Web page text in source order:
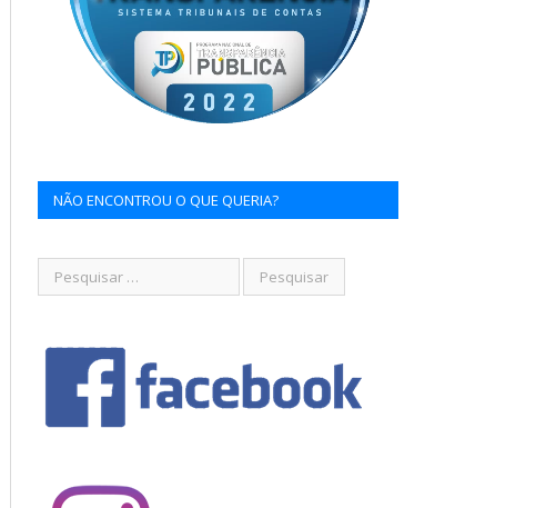
NÃO ENCONTROU O QUE QUERIA?